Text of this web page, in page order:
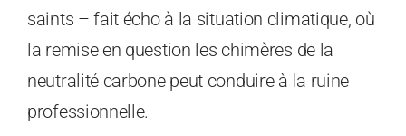
saints – fait écho à la situation climatique, où
la remise en question les chimères de la
neutralité carbone peut conduire à la ruine
professionnelle.